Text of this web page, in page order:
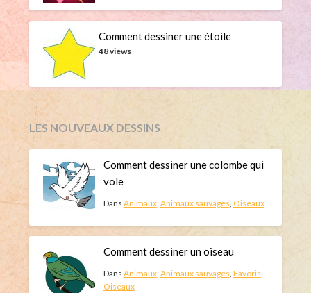
Comment dessiner une étoile
48 views
LES NOUVEAUX DESSINS
Comment dessiner une colombe qui
vole
Dans Animaux, Animaux sauvages Oiseaux
Comment dessiner un oiseau
Dans Animaux, Animaux sauvages, Favoris,
Oiseaux